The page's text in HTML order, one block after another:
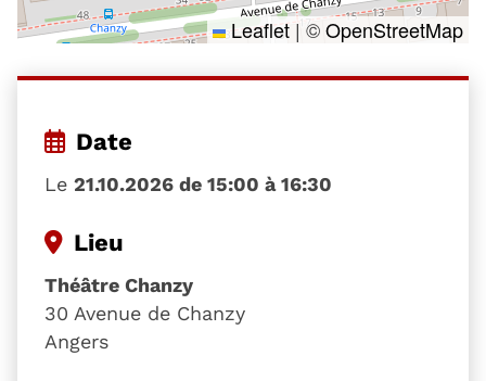
Leaflet | ©OpenStreetMap
Date
Le 21.10.2026 de 15:00 à 16:30
Lieu
Théâtre Chanzy
30 Avenue de Chanzy
Angers